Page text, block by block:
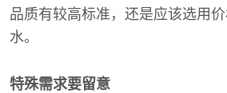
品质有较高标准，还是应该选用
水。
特殊需求要留意